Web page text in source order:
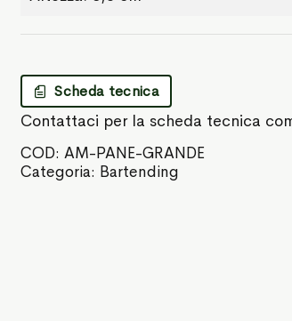
Scheda tecnica
Contattaci per la scheda tecnica
COD:AM-PANE-GRANDE
Categoria: Bartending